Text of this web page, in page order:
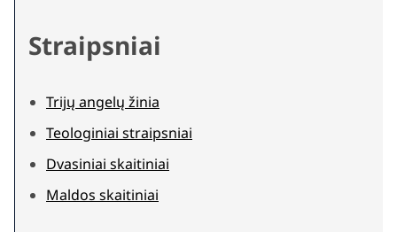
Straipsniai
Trijų angelų žinia
Teologiniai straipsniai
Dvasiniai skaitiniai
Maldos skaitiniai